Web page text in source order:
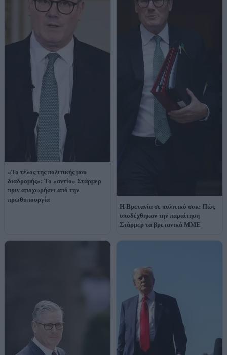
«Το τέλος της πολιτικής μου
διαδρομής»: Το «αντίο» Στάρμερ
πριν αποχωρήσει από την
πρωθυπουργία
Η Βρετανία σε πολιτικό σοκ: Πώς
υποδέχθηκαν την παραίτηση
Στάρμερ τα βρετανικά ΜΜΕ